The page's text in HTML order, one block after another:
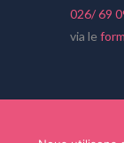
026/ 69
via le